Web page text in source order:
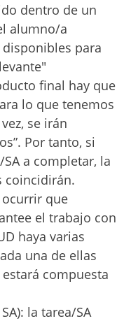
dentro de un
alumno/a
para
final hay que
lo que tenemos
se irán
Por tanto, si
a completar, la
coincidirán.
que
el trabajo con
haya varias
una de ellas
compuesta
la tarea/SA